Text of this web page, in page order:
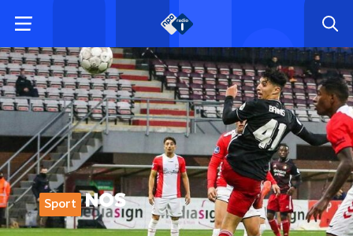
Sport